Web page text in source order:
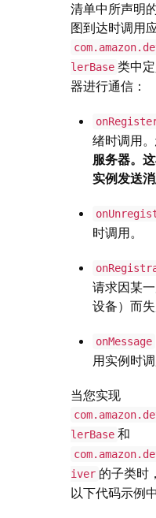
清单中所声明
图到达时调用
lerBase 类中
器进行通信：
绪时调用。
服务器。
实例发送
时调用。
请求因某
设备）而失
onMessage
用实例时调
当您实现
lerBase 和
iver 的子类时
以下代码示例